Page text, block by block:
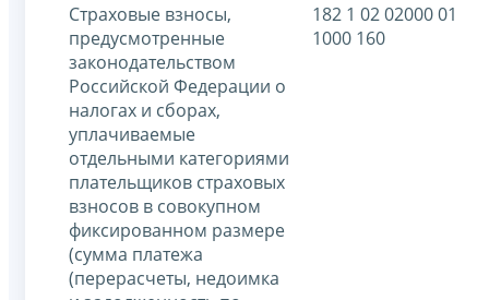
Страховые взносы,
предусмотренные
законодательством
Российской Федерации о
налогах и сборах,
уплачиваемые
отдельными категориями
плательщиков страховых
взносов в совокупном
фиксированном размере
(сумма платежа
(перерасчеты, недоимка
182 1 02 02000 01
1000 160